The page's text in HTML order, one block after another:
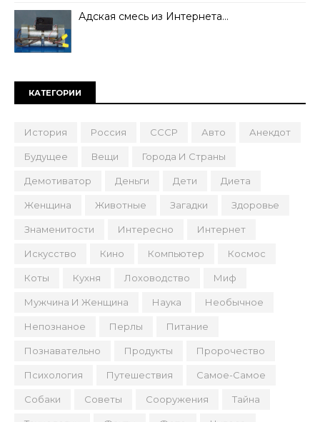
Адская смесь из Интернета…
КАТЕГОРИИ
История Россия СССР Авто Анекдот
Будущее Вещи Города И Страны
Демотиватор Деньги Дети Диета
Женщина Животные Загадки Здоровье
Знаменитости Интересно Интернет
Искусство Кино Компьютер Космос
Коты Кухня Лоховодство Миф
Мужчина И Женщина Наука Необычное
Непознаное Перлы Питание
Познавательно Продукты Пророчество
Психология Путешествия Самое-Самое
Собаки Советы Сооружения Тайна